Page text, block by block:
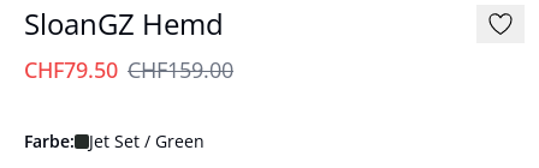
SloanGZ Hemd
CHF79.50 CHF159.00
Farbe: Jet Set / Green